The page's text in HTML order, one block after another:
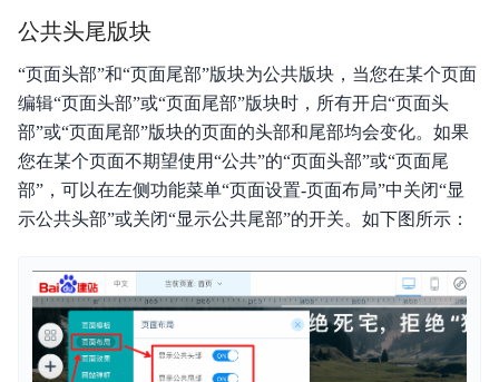
公共头尾版块
“页面头部”和“页面尾部”版块为公共版块，当您在某个页面
编辑“页面头部”或“页面尾部”版块时，所有开启“页面头
部”或“页面尾部”版块的页面的头部和尾部均会变化。如果
您在某个页面不期望使用“公共”的“页面头部”或“页面尾
部”，可以在左侧功能菜单“页面设置-页面布局”中关闭“显
示公共头部”或关闭“显示公共尾部”的开关。如下图所示：